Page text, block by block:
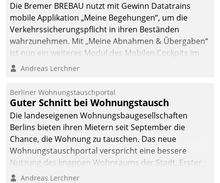
Die Bremer BREBAU nutzt mit Gewinn Datatrains
mobile Applikation „Meine Begehungen“, um die
Verkehrssicherungspflicht in ihren Beständen
wahrzunehmen. Mit „Meine Abnahmen & Übergaben“
ist nun ein weiteres Modul des Mobilen Cockpits im
Einsatz.
Andreas Lerchner
Berliner Wohnungstauschportal
Guter Schnitt bei Wohnungstausch
Die landeseigenen Wohnungsbaugesellschaften
Berlins bieten ihren Mietern seit September die
Chance, die Wohnung zu tauschen. Das neue
Wohnungstauschportal verspricht eine bessere
Nutzung des knappen Wohnraums der Stadt. Erster
Anwendungsfall für Datatrains Lösung API-Hub mit
Andreas Lerchner